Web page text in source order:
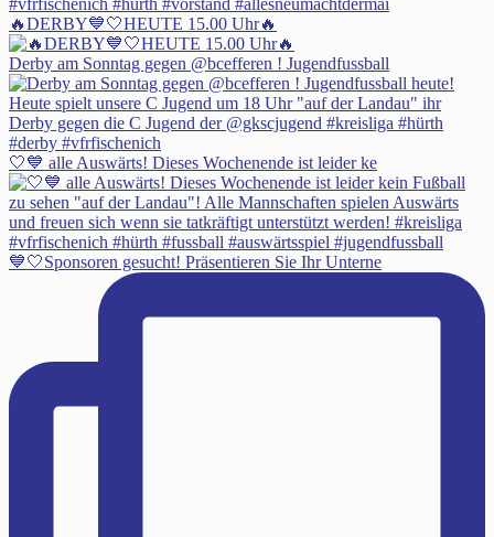
🔥DERBY💙🤍HEUTE 15.00 Uhr🔥
Derby am Sonntag gegen @bcefferen ! Jugendfussball
🤍💙 alle Auswärts! Dieses Wochenende ist leider ke
💙🤍Sponsoren gesucht! Präsentieren Sie Ihr Unterne